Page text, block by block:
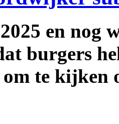
en nog
burgers
te kijken